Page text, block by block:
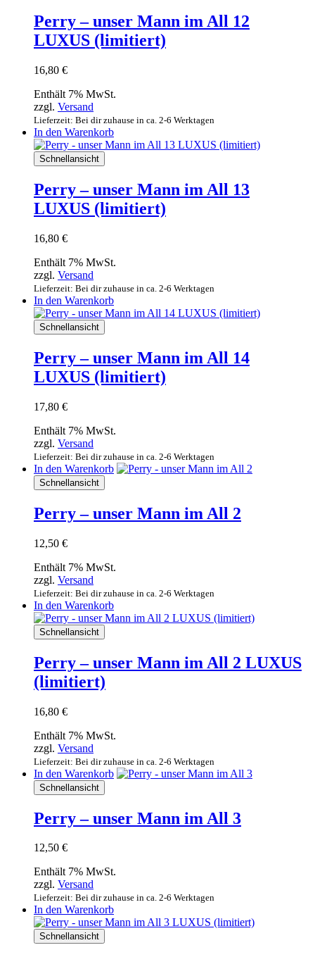
Perry – unser Mann im All 12
LUXUS (limitiert)
16,80 €
Enthält 7% MwSt.
zzgl. Versand
Lieferzeit: Bei dir zuhause in ca. 2-6 Werktagen
In den Warenkorb
Schnellansicht
Perry – unser Mann im All 13
LUXUS (limitiert)
16,80 €
Enthält 7% MwSt.
zzgl. Versand
Lieferzeit: Bei dir zuhause in ca. 2-6 Werktagen
In den Warenkorb
Schnellansicht
Perry – unser Mann im All 14
LUXUS (limitiert)
17,80 €
Enthält 7% MwSt.
zzgl. Versand
Lieferzeit: Bei dir zuhause in ca. 2-6 Werktagen
In den Warenkorb
Schnellansicht
Perry – unser Mann im All 2
12,50 €
Enthält 7% MwSt.
zzgl. Versand
Lieferzeit: Bei dir zuhause in ca. 2-6 Werktagen
In den Warenkorb
Schnellansicht
Perry – unser Mann im All 2 LUXUS
(limitiert)
16,80 €
Enthält 7% MwSt.
zzgl. Versand
Lieferzeit: Bei dir zuhause in ca. 2-6 Werktagen
In den Warenkorb
Schnellansicht
Perry – unser Mann im All 3
12,50 €
Enthält 7% MwSt.
zzgl. Versand
Lieferzeit: Bei dir zuhause in ca. 2-6 Werktagen
In den Warenkorb
Schnellansicht